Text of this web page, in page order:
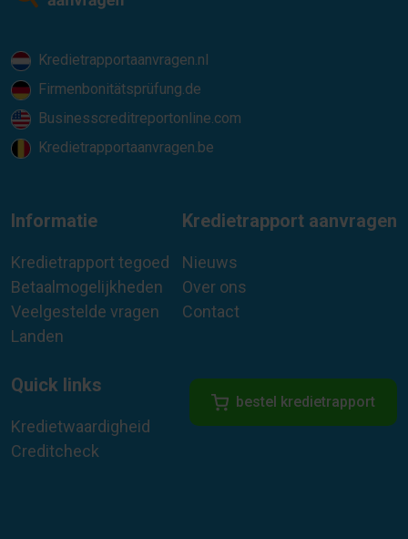
Kredietrapportaanvragen.nl
Firmenbonitätsprüfung.de
Businesscreditreportonline.com
Kredietrapportaanvragen.be
Informatie
Kredietrapport tegoed
Betaalmogelijkheden
Veelgestelde vragen
Landen
Kredietrapport aanvragen
Nieuws
Over ons
Contact
Quick links
Kredietwaardigheid
Creditcheck
bestel kredietrapport